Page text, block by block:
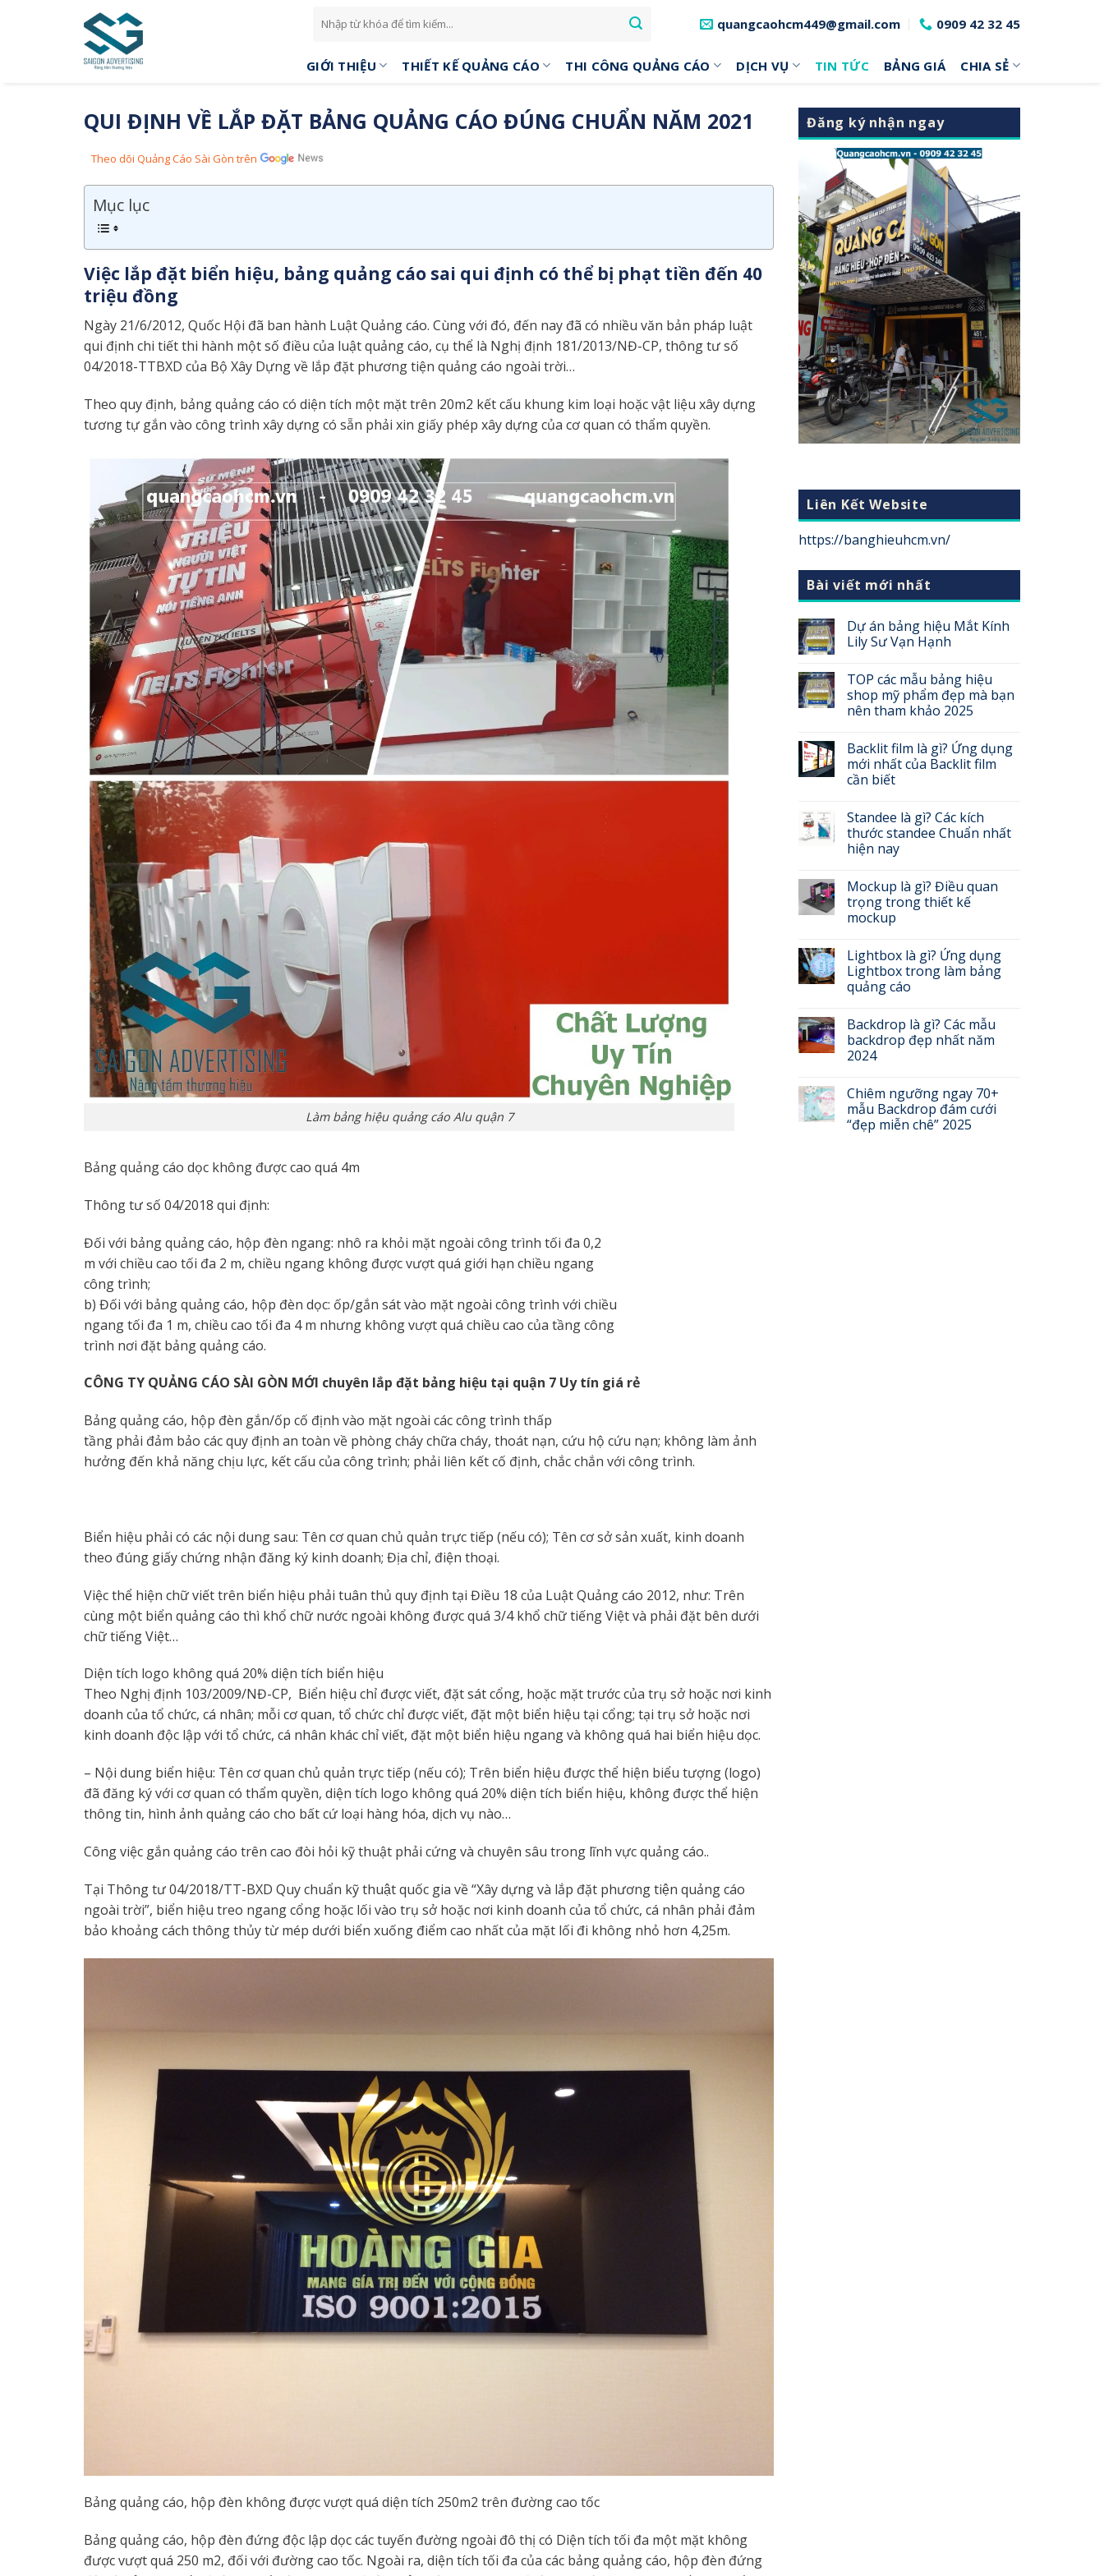
quangcaohcm449@gmail.com 0909 42 32 45
GIỚI THIỆU THIẾT KẾ QUẢNG CÁO THI CÔNG QUẢNG CÁO DỊCH VỤ TIN TỨC BẢNG GIÁ CHIA SẺ
QUI ĐỊNH VỀ LẮP ĐẶT BẢNG QUẢNG CÁO ĐÚNG CHUẨN NĂM 2021
Theo dõi Quảng Cáo Sài Gòn trên
Mục lục
Việc lắp đặt biển hiệu, bảng quảng cáo sai qui định có thể bị phạt tiền đến 40
triệu đồng
Ngày 21/6/2012, Quốc Hội đã ban hành Luật Quảng cáo. Cùng với đó, đến nay đã có nhiều văn bản pháp luật
qui định chi tiết thi hành một số điều của luật quảng cáo, cụ thể là Nghị định 181/2013/NĐ-CP, thông tư số
04/2018-TTBXD của Bộ Xây Dựng về lắp đặt phương tiện quảng cáo ngoài trời…
Theo quy định, bảng quảng cáo có diện tích một mặt trên 20m2 kết cấu khung kim loại hoặc vật liệu xây dựng
tương tự gắn vào công trình xây dựng có sẵn phải xin giấy phép xây dựng của cơ quan có thẩm quyền.
Làm bảng hiệu quảng cáo Alu quận 7
Bảng quảng cáo dọc không được cao quá 4m
Thông tư số 04/2018 qui định:
Đối với bảng quảng cáo, hộp đèn ngang: nhô ra khỏi mặt ngoài công trình tối đa 0,2
m với chiều cao tối đa 2 m, chiều ngang không được vượt quá giới hạn chiều ngang
công trình;
b) Đối với bảng quảng cáo, hộp đèn dọc: ốp/gắn sát vào mặt ngoài công trình với chiều
ngang tối đa 1 m, chiều cao tối đa 4 m nhưng không vượt quá chiều cao của tầng công
trình nơi đặt bảng quảng cáo.
CÔNG TY QUẢNG CÁO SÀI GÒN MỚI chuyên lắp đặt bảng hiệu tại quận 7 Uy tín giá rẻ
Bảng quảng cáo, hộp đèn gắn/ốp cố định vào mặt ngoài các công trình thấp
tầng phải đảm bảo các quy định an toàn về phòng cháy chữa cháy, thoát nạn, cứu hộ cứu nạn; không làm ảnh
hưởng đến khả năng chịu lực, kết cấu của công trình; phải liên kết cố định, chắc chắn với công trình.
Biển hiệu phải có các nội dung sau: Tên cơ quan chủ quản trực tiếp (nếu có); Tên cơ sở sản xuất, kinh doanh
theo đúng giấy chứng nhận đăng ký kinh doanh; Địa chỉ, điện thoại.
Việc thể hiện chữ viết trên biển hiệu phải tuân thủ quy định tại Điều 18 của Luật Quảng cáo 2012, như: Trên
cùng một biển quảng cáo thì khổ chữ nước ngoài không được quá 3/4 khổ chữ tiếng Việt và phải đặt bên dưới
chữ tiếng Việt…
Diện tích logo không quá 20% diện tích biển hiệu
Theo Nghị định 103/2009/NĐ-CP, Biển hiệu chỉ được viết, đặt sát cổng, hoặc mặt trước của trụ sở hoặc nơi kinh
doanh của tổ chức, cá nhân; mỗi cơ quan, tổ chức chỉ được viết, đặt một biển hiệu tại cổng; tại trụ sở hoặc nơi
kinh doanh độc lập với tổ chức, cá nhân khác chỉ viết, đặt một biển hiệu ngang và không quá hai biển hiệu dọc.
– Nội dung biển hiệu: Tên cơ quan chủ quản trực tiếp (nếu có); Trên biển hiệu được thể hiện biểu tượng (logo)
đã đăng ký với cơ quan có thẩm quyền, diện tích logo không quá 20% diện tích biển hiệu, không được thể hiện
thông tin, hình ảnh quảng cáo cho bất cứ loại hàng hóa, dịch vụ nào…
Công việc gắn quảng cáo trên cao đòi hỏi kỹ thuật phải cứng và chuyên sâu trong lĩnh vực quảng cáo..
Tại Thông tư 04/2018/TT-BXD Quy chuẩn kỹ thuật quốc gia về “Xây dựng và lắp đặt phương tiện quảng cáo
ngoài trời”, biển hiệu treo ngang cổng hoặc lối vào trụ sở hoặc nơi kinh doanh của tổ chức, cá nhân phải đảm
bảo khoảng cách thông thủy từ mép dưới biển xuống điểm cao nhất của mặt lối đi không nhỏ hơn 4,25m.
Bảng quảng cáo, hộp đèn không được vượt quá diện tích 250m2 trên đường cao tốc
Bảng quảng cáo, hộp đèn đứng độc lập dọc các tuyến đường ngoài đô thị có Diện tích tối đa một mặt không
được vượt quá 250 m2, đối với đường cao tốc. Ngoài ra, diện tích tối đa của các bảng quảng cáo, hộp đèn đứng
Đăng ký nhận ngay
Liên Kết Website
https://banghieuhcm.vn/
Bài viết mới nhất
Dự án bảng hiệu Mắt Kính
Lily Sư Vạn Hạnh
TOP các mẫu bảng hiệu
shop mỹ phẩm đẹp mà bạn
nên tham khảo 2025
Backlit film là gì? Ứng dụng
mới nhất của Backlit film
cần biết
Standee là gì? Các kích
thước standee Chuẩn nhất
hiện nay
Mockup là gì? Điều quan
trọng trong thiết kế
mockup
Lightbox là gì? Ứng dụng
Lightbox trong làm bảng
quảng cáo
Backdrop là gì? Các mẫu
backdrop đẹp nhất năm
2024
Chiêm ngưỡng ngay 70+
mẫu Backdrop đám cưới
“đẹp miễn chê” 2025